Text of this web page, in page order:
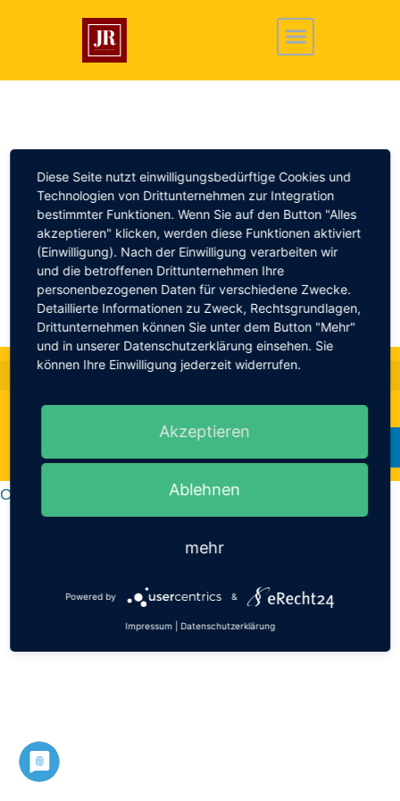
Crema Catalana
Ein köstliches Rezept für Crema Catalana.
Cookie-Einstellungen
Diese Seite nutzt einwilligungsbedürftige Cookies und
Technologien von Drittunternehmen zur Integration
bestimmter Funktionen. Wenn Sie auf den Button "Alles
akzeptieren" klicken, werden diese Funktionen aktiviert
(Einwilligung). Nach der Einwilligung verarbeiten wir
und die betroffenen Drittunternehmen Ihre
personenbezogenen Daten für verschiedene Zwecke.
Detaillierte Informationen zu Zweck, Rechtsgrundlagen,
Drittunternehmen können Sie unter dem Button "Mehr"
und in unserer Datenschutzerklärung einsehen. Sie
können Ihre Einwilligung jederzeit widerrufen.
Akzeptieren
Ablehnen
mehr
Powered by &
Impressum Datenschutzerklärung